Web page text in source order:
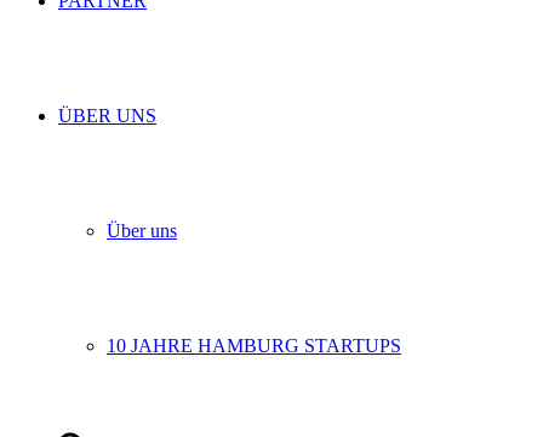
ÜBER UNS
Über uns
10 JAHRE HAMBURG STARTUPS